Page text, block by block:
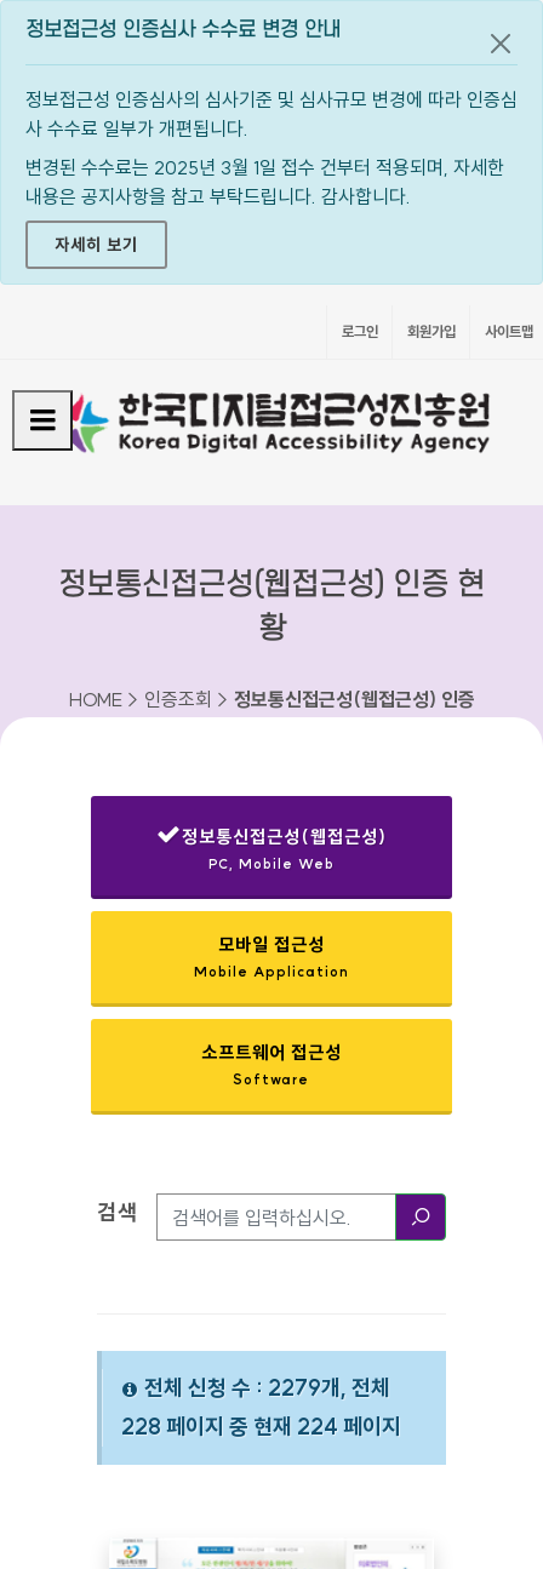
정보접근성 인증심사 수수료 변경 안내
정보접근성 인증심사의 심사기준 및 심사규모 변경에 따라 인증심
사 수수료 일부가 개편됩니다.
변경된 수수료는 2025년 3월 1일 접수 건부터 적용되며, 자세한
내용은 공지사항을 참고 부탁드립니다. 감사합니다.
자세히 보기
공지
로그인 회원가입 사이트맵
정보통신접근성(웹접근성) 인증 현
황
HOME > 인증조회 > 정보통신접근성(웹접근성) 인증
정보통신접근성(웹접근성)
PC, Mobile Web
모바일 접근성
Mobile Application
소프트웨어 접근성
Software
검색옵션
검색
전체 신청 수 : 2279개, 전체
228 페이지 중 현재 224 페이지